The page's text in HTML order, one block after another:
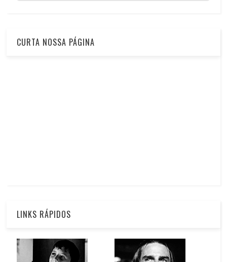
CURTA NOSSA PÁGINA
LINKS RÁPIDOS